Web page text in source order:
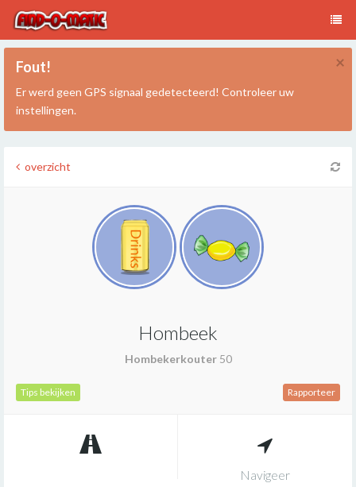
×
Fout!
Er werd geen GPS signaal gedetecteerd! Controleer uw
instellingen.
overzicht
Hombeek
Hombekerkouter50
Tips bekijken Rapporteer
Navigeer